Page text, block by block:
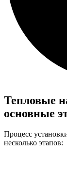
Тепловые
основные
Процесс
несколько этапов: